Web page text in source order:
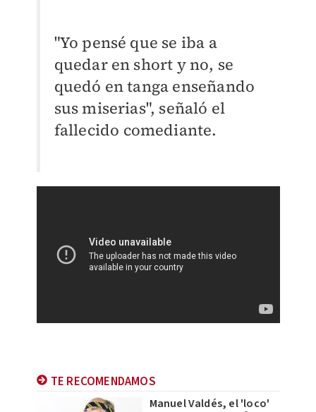
"Yo pensé que se iba a
quedar en short y no, se
quedó en tanga enseñando
sus miserias", señaló el
fallecido comediante.
TE RECOMENDAMOS
Manuel Valdés, el 'loco'